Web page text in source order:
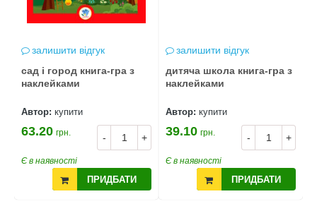
залишити відгук
сад і город книга-гра з
наклейками
Автор: купити
- +
63.20 грн.
Є в наявності
ПРИДБАТИ
залишити відгук
дитяча школа книга-гра з
наклейками
Автор: купити
- +
39.10 грн.
Є в наявності
ПРИДБАТИ